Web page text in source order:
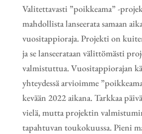
Valitettavasti ”poikkeama” -
mahdollista lanseerata samaan
vuositappioraja. Projekti on
ja se lanseerataan välittömästi
valmistuttua. Vuositappiorajan
yhteydessä arvioimme
kevään 2022 aikana. Tarkkaa
vielä, mutta projektin
tapahtuvan toukokuussa. Pieni